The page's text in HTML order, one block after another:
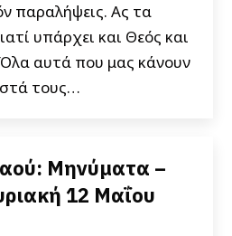
παραλήψεις. Ας τα
υπάρχει και Θεός και
Όλα αυτά που μας κάνουν
τους…
Μηνύματα –
12 Μαΐου